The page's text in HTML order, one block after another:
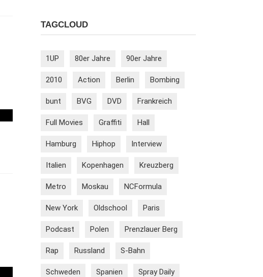
TAGCLOUD
1UP 80er Jahre 90er Jahre
2010 Action Berlin Bombing
bunt BVG DVD Frankreich
Full Movies Graffiti Hall
Hamburg Hiphop Interview
Italien Kopenhagen Kreuzberg
Metro Moskau NCFormula
New York Oldschool Paris
Podcast Polen Prenzlauer Berg
Rap Russland S-Bahn
Schweden Spanien Spray Daily